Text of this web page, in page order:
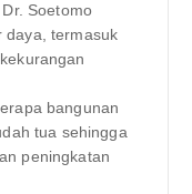
Soetomo
daya, termasuk
bangunan
tua sehingga
peningkatan